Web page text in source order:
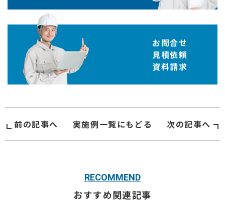
お問合せ
見積依頼
資料請求
前の記事へ 実施例一覧にもどる 次の記事へ
RECOMMEND
おすすめ関連記事